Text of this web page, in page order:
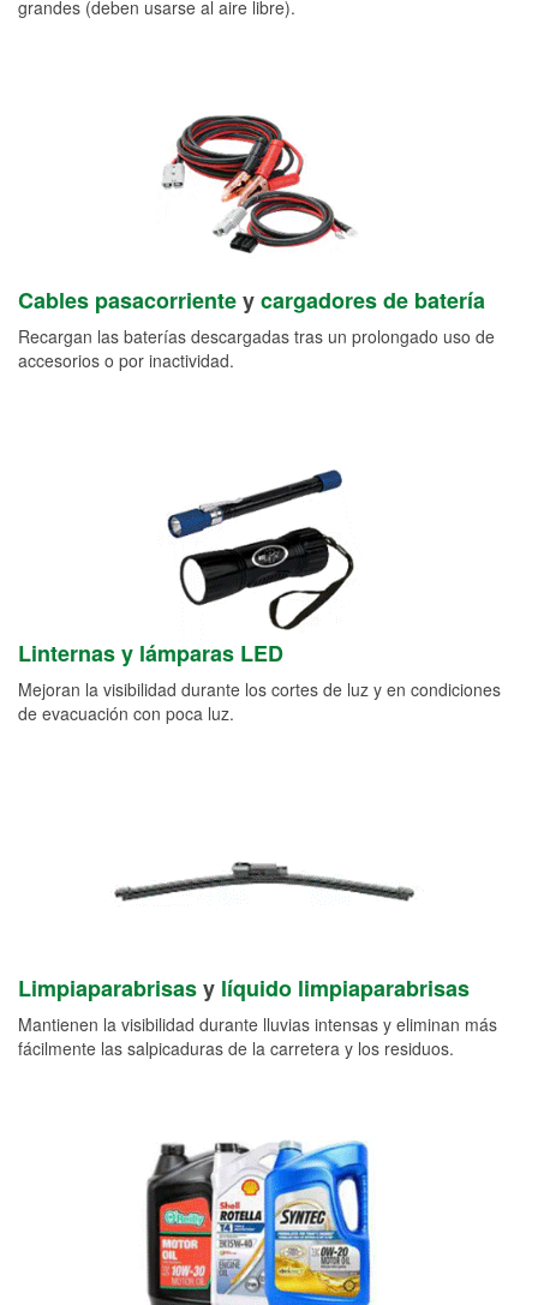
grandes (deben usarse al aire libre).
Cables pasacorrienteycargadores de batería
Recargan las baterías descargadas tras un prolongado uso de
accesorios o por inactividad.
Linternas y lámparas LED
Mejoran la visibilidad durante los cortes de luz y en condiciones
de evacuación con poca luz.
Limpiaparabrisasy líquido limpiaparabrisas
Mantienen la visibilidad durante lluvias intensas y eliminan más
fácilmente las salpicaduras de la carretera y los residuos.